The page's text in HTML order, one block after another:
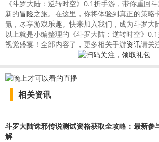
《斗罗大陆：逆转时空》0.1折手游，带你重回
新的冒险之旅。在这里，你将体验到真正的策略
氪，尽享游戏乐趣。快来加入我们，成为斗罗大
以上就是小编整理的《斗罗大陆：逆转时空》0.1
视觉盛宴！全部内容了，更多相关手游资讯请关
相关资讯
斗罗大陆诛邪传说测试资格获取全攻略：最新参
解